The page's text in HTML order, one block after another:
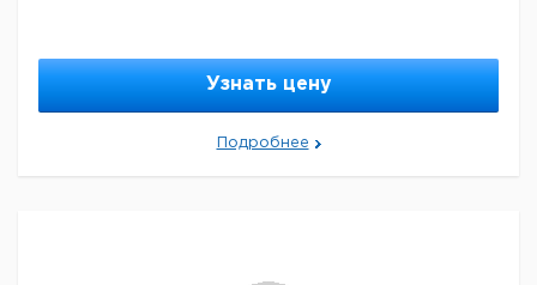
Узнать цену
Подробнее